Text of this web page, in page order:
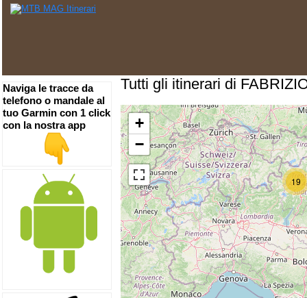
Tutti gli itinerari di
19
+
−
Naviga le tracce da
telefono o mandale al
tuo Garmin con 1 click
con la nostra app